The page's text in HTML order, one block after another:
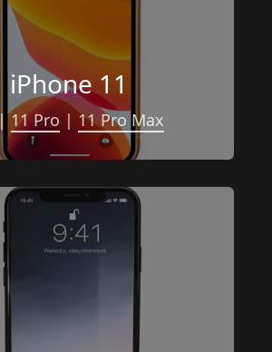
iPhone 11
| 11 Pro | 11 Pro Max